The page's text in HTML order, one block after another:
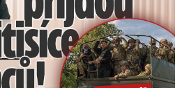
připravuje ...
pirátská párty loď, na palubě